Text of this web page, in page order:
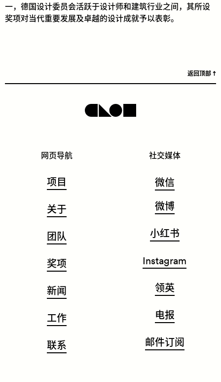
一，德国设计委员会活跃于设计师和建筑行业之间，其所设
奖项对当代重要发展及卓越的设计成就予以表彰。
返回顶部
网页导航
项目
关于
团队
奖项
新闻
工作
联系
社交媒体
微信
微博
小红书
Instagram
领英
电报
邮件订阅